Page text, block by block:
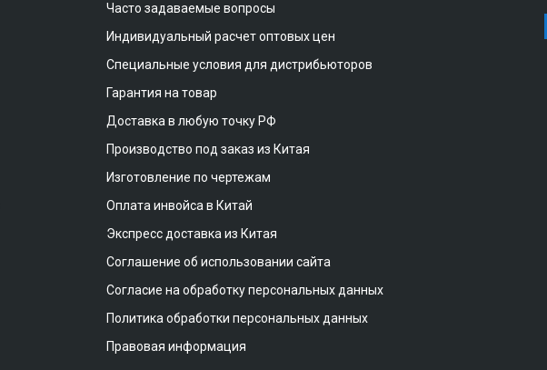
Часто задаваемые вопросы
Индивидуальный расчет оптовых цен
Специальные условия для дистрибьюторов
Гарантия на товар
Доставка в любую точку РФ
Производство под заказ из Китая
Изготовление по чертежам
Оплата инвойса в Китай
Экспресс доставка из Китая
Соглашение об использовании сайта
Согласие на обработку персональных данных
Политика обработки персональных данных
Правовая информация